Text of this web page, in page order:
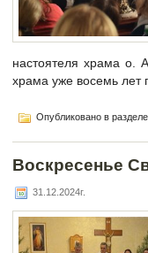
настоятеля храма о.
храма уже восемь
Опубликовано в разделе
Воскресенье
31.12.2024г.